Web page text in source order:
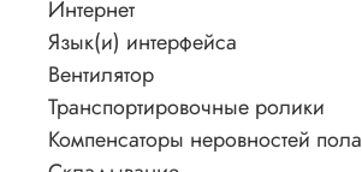
Интернет
Язык(и) интерфейса
Вентилятор
Транспортировочные ролики
Компенсаторы неровностей пола